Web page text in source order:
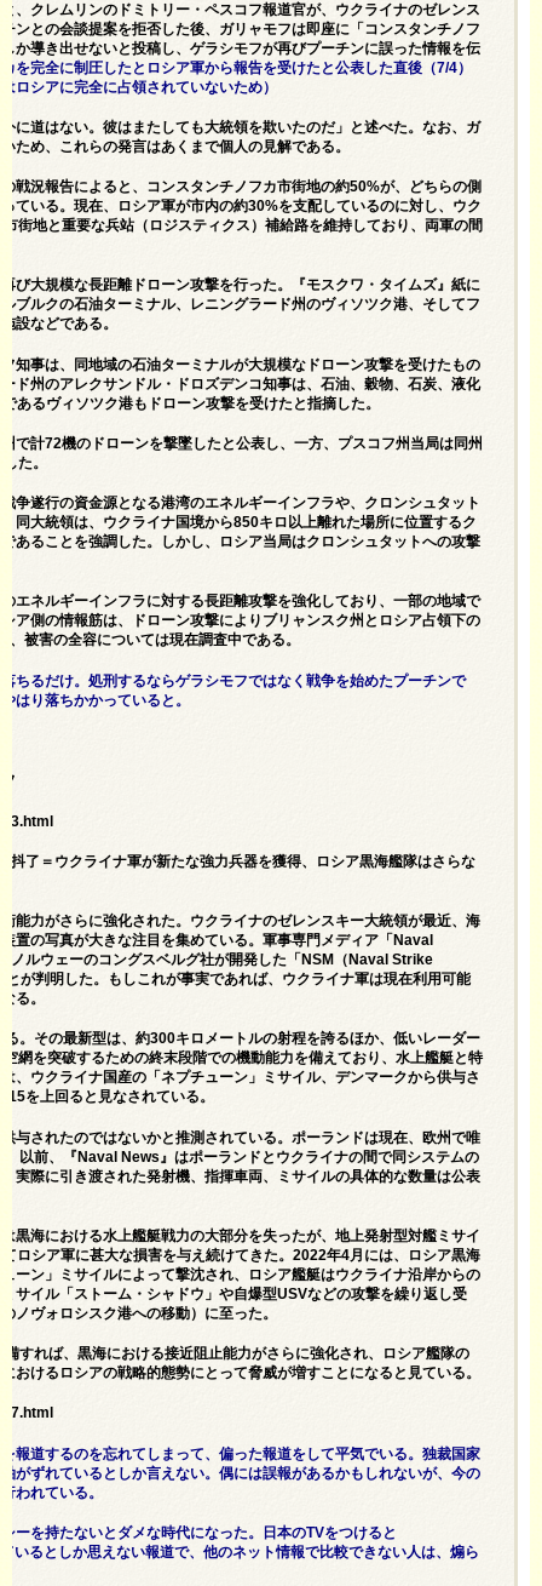
、クレムリンのドミトリー・ペスコフ報道官が、ウクライナのゼレンス
ンとの会談提案を拒否した後、ガリャモフは即座に「コンスタンチノフ
か導き出せないと投稿し、ゲラシモフが再びプーチンに誤った情報を伝
を完全に制圧したとロシア軍から報告を受けたと公表した直後（7/4）
ロシアに完全に占領されていないため）
に道はない。彼はまたしても大統領を欺いたのだ」と述べた。なお、ガ
ため、これらの発言はあくまで個人の見解である。
戦況報告によると、コンスタンチノフカ市街地の約50%が、どちらの側
ている。現在、ロシア軍が市内の約30%を支配しているのに対し、ウク
街地と重要な兵站（ロジスティクス）補給路を維持しており、両軍の間
び大規模な長距離ドローン攻撃を行った。『モスクワ・タイムズ』紙に
ブルクの石油ターミナル、レニングラード州のヴィソツク港、そしてフ
設などである。
知事は、同地域の石油ターミナルが大規模なドローン攻撃を受けたもの
ド州のアレクサンドル・ドロズデンコ知事は、石油、穀物、石炭、液化
あるヴィソツク港もドローン攻撃を受けたと指摘した。
で計72機のドローンを撃墜したと公表し、一方、プスコフ州当局は同州
た。
争遂行の資金源となる港湾のエネルギーインフラや、クロンシュタット
同大統領は、ウクライナ国境から850キロ以上離れた場所に位置するク
あることを強調した。しかし、ロシア当局はクロンシュタットへの攻撃
エネルギーインフラに対する長距離攻撃を強化しており、一部の地域で
ア側の情報筋は、ドローン攻撃によりブリャンスク州とロシア占領下の
被害の全容については現在調査中である。
ちるだけ。処刑するならゲラシモフではなく戦争を始めたプーチンで
はり落ちかかっていると。
抖了＝ウクライナ軍が新たな強力兵器を獲得、ロシア黒海艦隊はさらな
能力がさらに強化された。ウクライナのゼレンスキー大統領が最近、海
置の写真が大きな注目を集めている。軍事専門メディア「Naval
ノルウェーのコングスベルグ社が開発した「NSM（Naval Strike
が判明した。もしこれが事実であれば、ウクライナ軍は現在利用可能
る。
。その最新型は、約300キロメートルの射程を誇るほか、低いレーダー
網を突破するための終末段階での機動能力を備えており、水上艦艇と特
、ウクライナ国産の「ネプチューン」ミサイル、デンマークから供与さ
を上回ると見なされている。
与されたのではないかと推測されている。ポーランドは現在、欧州で唯
以前、『Naval News』はポーランドとウクライナの間で同システムの
実際に引き渡された発射機、指揮車両、ミサイルの具体的な数量は公表
黒海における水上艦艇戦力の大部分を失ったが、地上発射型対艦ミサイ
ロシア軍に甚大な損害を与え続けてきた。2022年4月には、ロシア黒海
ーン」ミサイルによって撃沈され、ロシア艦艇はウクライナ沿岸からの
サイル「ストーム・シャドウ」や自爆型USVなどの攻撃を繰り返し受
ノヴォロシスク港への移動）に至った。
すれば、黒海における接近阻止能力がさらに強化され、ロシア艦隊の
おけるロシアの戦略的態勢にとって脅威が増すことになると見ている。
報道するのを忘れてしまって、偏った報道をして平気でいる。独裁国家
がずれているとしか言えない。偶には誤報があるかもしれないが、今の
われている。
ーを持たないとダメな時代になった。日本のTVをつけると
るとしか思えない報道で、他のネット情報で比較できない人は、煽ら